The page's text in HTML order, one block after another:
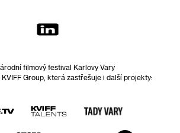
filmový festival Karlovy Vary
Group, která zastřešuje i další projekty: